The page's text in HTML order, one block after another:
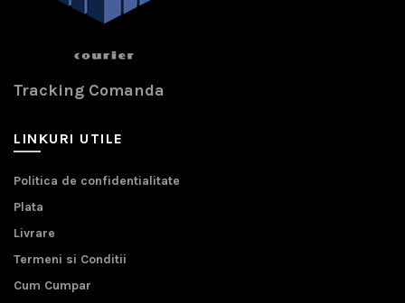
Tracking Comanda
LINKURI UTILE
Politica de confidentialitate
Plata
Livrare
Termeni si Conditii
Cum Cumpar